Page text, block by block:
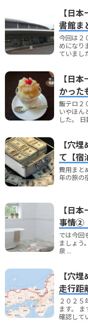
【日
書館ま
今回は２
めになり
ていまし
【日
かっ
飯テロ２
いやほん
した。
【穴
て【宿
費用まと
年の旅の
【日
事情②
では今回
ましょう
泉 ...
【穴
走行距
２０２５
ます。
確認して